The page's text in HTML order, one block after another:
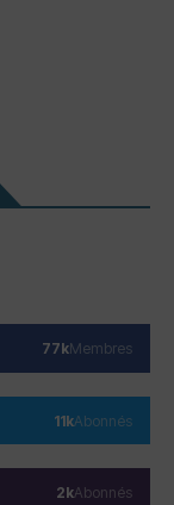
77kMembres
11kAbonnés
2kAbonnés